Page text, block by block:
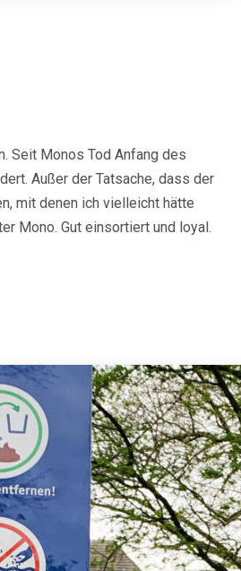
Seit Monos Tod Anfang des
Außer der Tatsache, dass der
mit denen ich vielleicht hätte
Mono. Gut einsortiert und loyal.